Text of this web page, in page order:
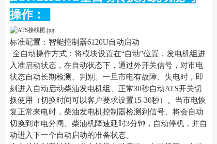
操作：
标准配置：智能控制器6120U自动启动
全自动操作方式：将模块设置在“自动”位置，发电机组进
入准启动状态，在自动状态下，通过外开关信号，对市电
状态自动长期检测、判别。一旦市电有故障、失电时，即
刻进入自动启动柴油发电机组、正常30秒自动ATS开关切
换使用（切换时间可以客户要求设置15-30秒）。当市电恢
复正常来电时，柴油发电机控制器检测到信号、将会自动
切换到市电分闸、柴油机降速延时3分钟，自动停机，并自
动进入下一个自动启动的准备状态。